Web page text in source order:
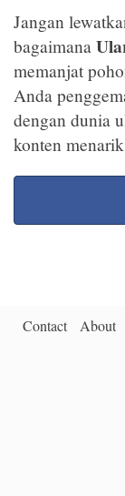
Jangan
bagaimana
memanjat
Anda
dengan dunia
konten
Contact About